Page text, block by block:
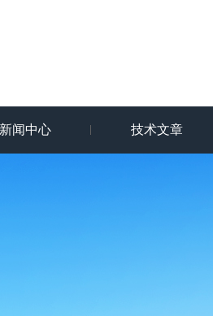
新闻中心 技术文章